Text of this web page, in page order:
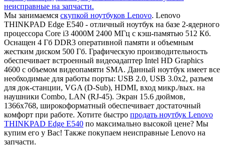
Мы занимаемся скупкой ноутбуков Lenovo. Lenovo
THINKPAD Edge E540 - отличный ноутбук на базе 2-ядерного
процессора Core i3 4000M 2400 МГц с кэш-памятью 512 Кб.
Оснащен 4 Гб DDR3 оперативной памяти и объемным
жестким диском 500 Гб. Графическую производительность
обеспечивает встроенный видеоадаптер Intel HD Graphics
4600 с объемом видеопамяти SMA. Данный ноутбук имеет все
необходимые для работы порты: USB 2.0, USB 3.0x2, разъем
для док-станции, VGA (D-Sub), HDMI, вход микр./вых. на
наушники Combo, LAN (RJ-45). Экран 15.6 дюймов,
1366x768, широкоформатный обеспечивает достаточный
комфорт при работе. Хотите быстро продать ноутбук Lenovo
THINKPAD Edge E540 по максимально высокой цене? Мы
купим его у Вас! Также покупаем неисправные Lenovo на
запчасти.